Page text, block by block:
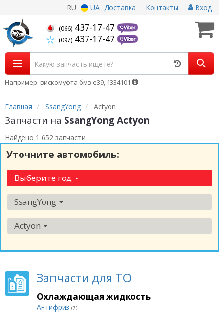
RU UA Доставка Контакты Вход
(066) 437-17-47
(097) 437-17-47
Например: вискомуфта бмв е39, 1334101
Главная SsangYong Actyon
Запчасти на SsangYong Actyon
Найдено 1 652 запчасти
Уточните автомобиль:
Выберите год
SsangYong
Actyon
Запчасти для ТО
Охлаждающая жидкость
Антифриз (7)